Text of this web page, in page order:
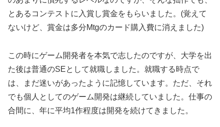
とあるコンテストに入賞し賞金をもらいました。(覚えて
ないけど、賞金は多分Mtgのカード購入費に消えました)
この時にゲーム開発者を本気で志したのですが、大学を出
た後は普通のSEとして就職しました。就職する時点で
は、まだ迷いがあったように記憶しています。ただ、それ
でも個人としてのゲーム開発は継続していました。仕事の
合間に、年に平均1作程度は開発を続けてきました。